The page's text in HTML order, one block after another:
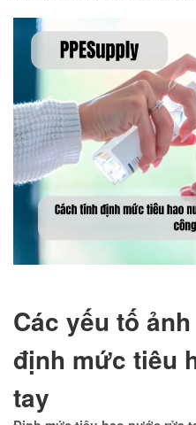
Các yếu tố
định mức tiêu
tay